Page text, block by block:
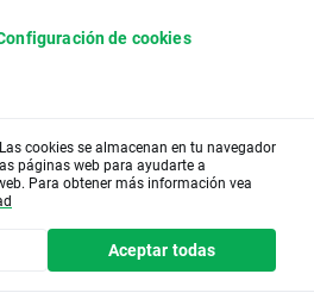
de cookies
cookies se almacenan en tu navegador
páginas web para ayudarte a
Para obtener más información vea
Aceptar todas